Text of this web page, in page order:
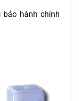
bảo hành chính